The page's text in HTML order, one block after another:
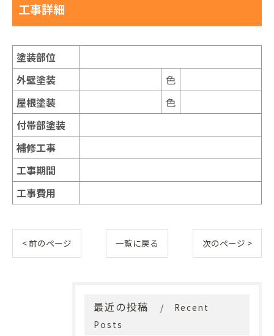
工事詳細
塗装部位
外壁塗装
色
屋根塗装
色
付帯部塗装
補修工事
工事期間
工事費用
< 前のページ 一覧に戻る 次のページ >
最近の投稿
Recent
Posts